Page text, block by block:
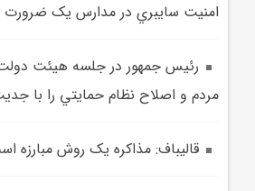
امنيت سايبري در مدارس يک
رئيس جمهور در جلسه هيئت
مردم و اصلاح نظام حمايتي را با
قاليباف: مذاکره يک روش مبارزه